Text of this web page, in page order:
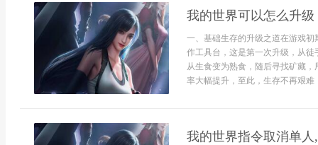
我的世界可以怎么升
一、基础生存的升级之道在游戏
作工具台，这是第一次升级，从
从生食变为熟食，随后寻找矿藏
率大幅提升，至此，生存不再艰难
我的世界指令取消单